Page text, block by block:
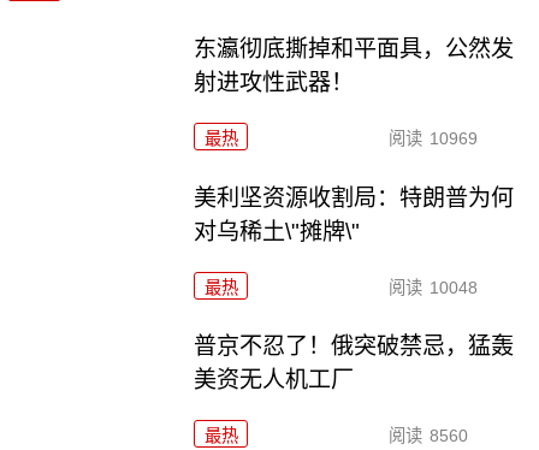
东瀛彻底撕掉和平面具，公然发
射进攻性武器！
最热 阅读 10969
美利坚资源收割局：特朗普为何
对乌稀土\"摊牌\"
最热 阅读 10048
普京不忍了！俄突破禁忌，猛轰
美资无人机工厂
最热 阅读 8560